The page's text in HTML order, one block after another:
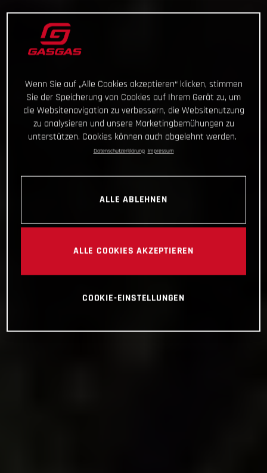
Wenn Sie auf „Alle Cookies akzeptieren“ klicken, stimmen
Sie der Speicherung von Cookies auf Ihrem Gerät zu, um
die Websitenavigation zu verbessern, die Websitenutzung
zu analysieren und unsere Marketingbemühungen zu
unterstützen. Cookies können auch abgelehnt werden.
Datenschutzerklärung Impressum
ALLE ABLEHNEN
ALLE COOKIES AKZEPTIEREN
COOKIE-EINSTELLUNGEN